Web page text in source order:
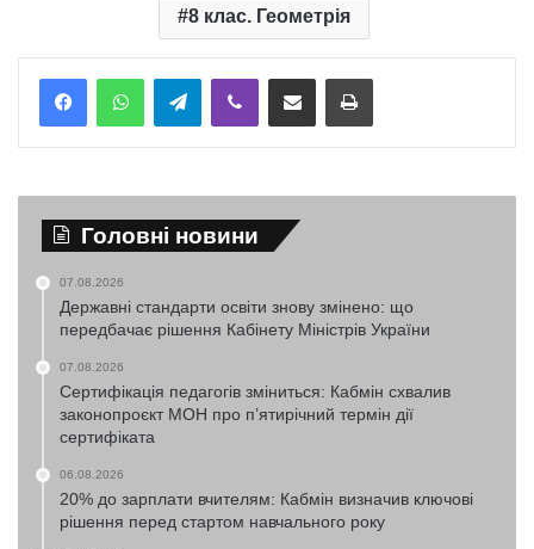
8 клас. Геометрія
TelegramViber Надіслати електронною поштоюНадрукувати
Головні новини
07.08.2026
Державні стандарти освіти знову змінено: що
передбачає рішення Кабінету Міністрів України
07.08.2026
Сертифікація педагогів зміниться: Кабмін схвалив
законопроєкт МОН про п’ятирічний термін дії
сертифіката
06.08.2026
20% до зарплати вчителям: Кабмін визначив ключові
рішення перед стартом навчального року